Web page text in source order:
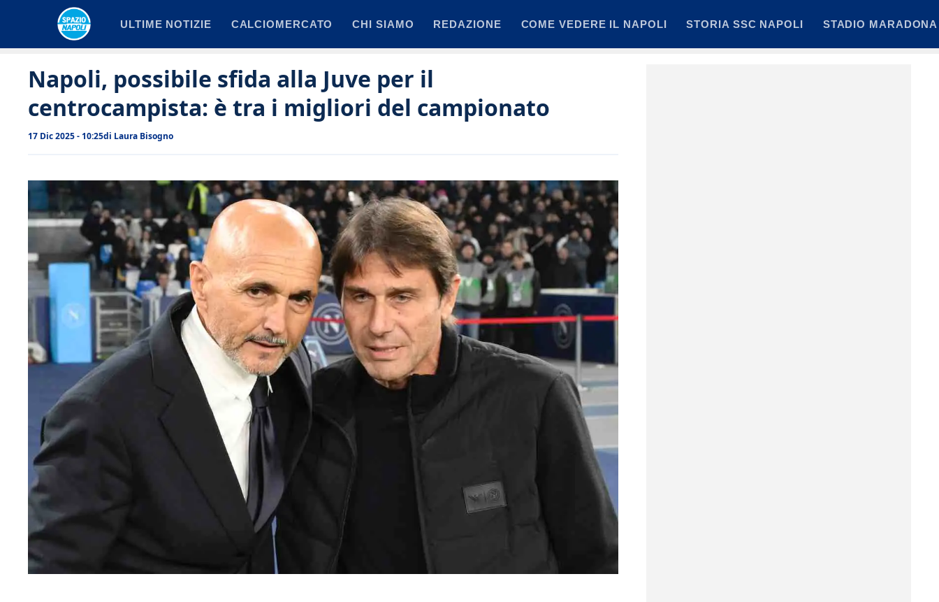
ULTIME NOTIZIE CALCIOMERCATO CHI SIAMO REDAZIONE COME VEDERE IL NAPOLI STORIA SSC NAPOLI STADIO MARADONA
Napoli, possibile sfida alla Juve per il
centrocampista: è tra i migliori del campionato
17 Dic 2025 - 10:25di Laura Bisogno